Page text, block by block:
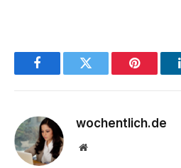
FacebookTwitter Pinterest
wochentlich.de
Website